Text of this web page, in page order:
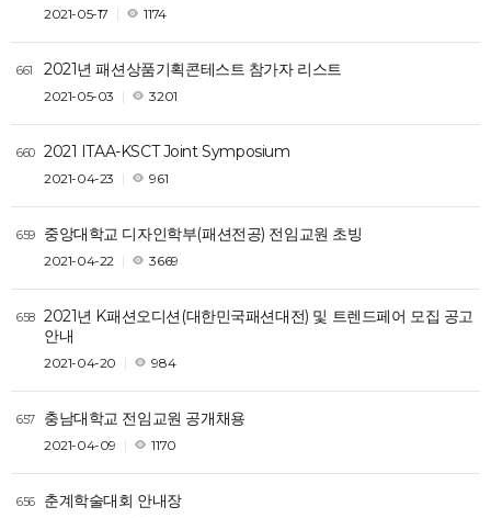
2021-05-17 1174
661 2021년 패션상품기획콘테스트 참가자 리스트
2021-05-03 3201
660 2021 ITAA-KSCT Joint Symposium
2021-04-23 961
659 중앙대학교 디자인학부(패션전공) 전임교원 초빙
2021-04-22 3669
658 2021년 K패션오디션(대한민국패션대전) 및 트렌드페어 모집 공고
안내
2021-04-20 984
657 충남대학교 전임교원 공개채용
2021-04-09 1170
656 춘계학술대회 안내장